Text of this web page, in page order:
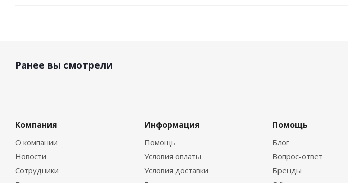
Ранее вы смотрели
Компания
О компании
Новости
Сотрудники
Информация
Помощь
Условия оплаты
Условия доставки
Помощь
Блог
Вопрос-ответ
Бренды